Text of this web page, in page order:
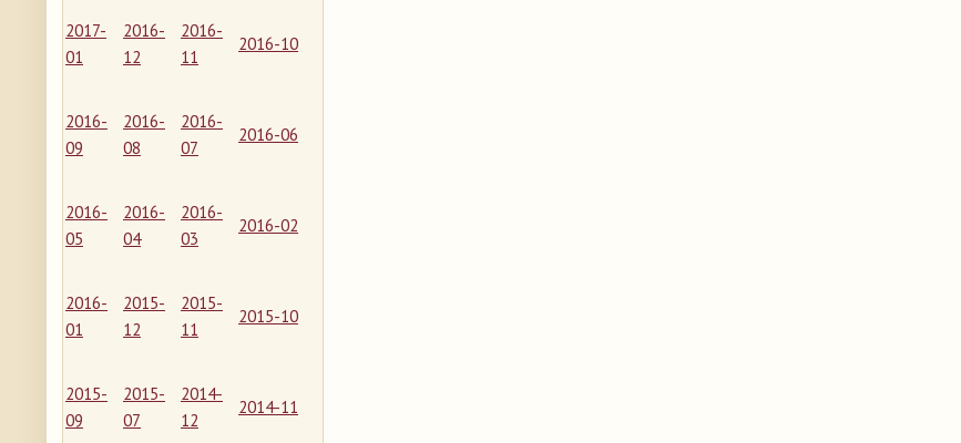
2017-
01
2016-
12
2016-
11
2016-10
2016-
09
2016-
08
2016-
07
2016-06
2016-
05
2016-
04
2016-
03
2016-02
2016-
01
2015-
12
2015-
11
2015-10
2015-
09
2015-
07
2014-
12
2014-11